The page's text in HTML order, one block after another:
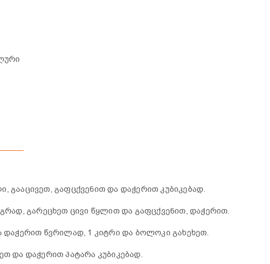
გააცივეთ, გაფცქვენით და დაჭერით კუბიკებად.
გარეცხეთ ცივი წყლით და გაფცქვენით, დაჭერით.
დაჭერით წვრილად, 1 კიტრი და ბოლოკი გახეხეთ.
და დაჭერით პატარა კუბიკებად.